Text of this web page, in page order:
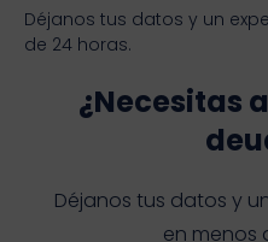
Déjanos tus datos y un
de 24 horas.
¿Necesitas
Déjanos tus datos y
en menos